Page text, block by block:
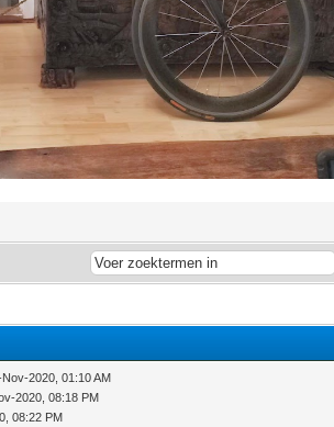
2020, 01:10 AM
2020, 08:18 PM
08:22 PM